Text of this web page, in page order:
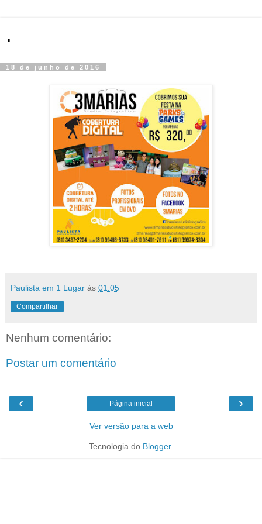
.
18 de junho de 2016
Paulista em 1 Lugar às 01:05
Compartilhar
Nenhum comentário:
Postar um comentário
‹ ›
Página inicial
Ver versão para a web
Tecnologia do Blogger.